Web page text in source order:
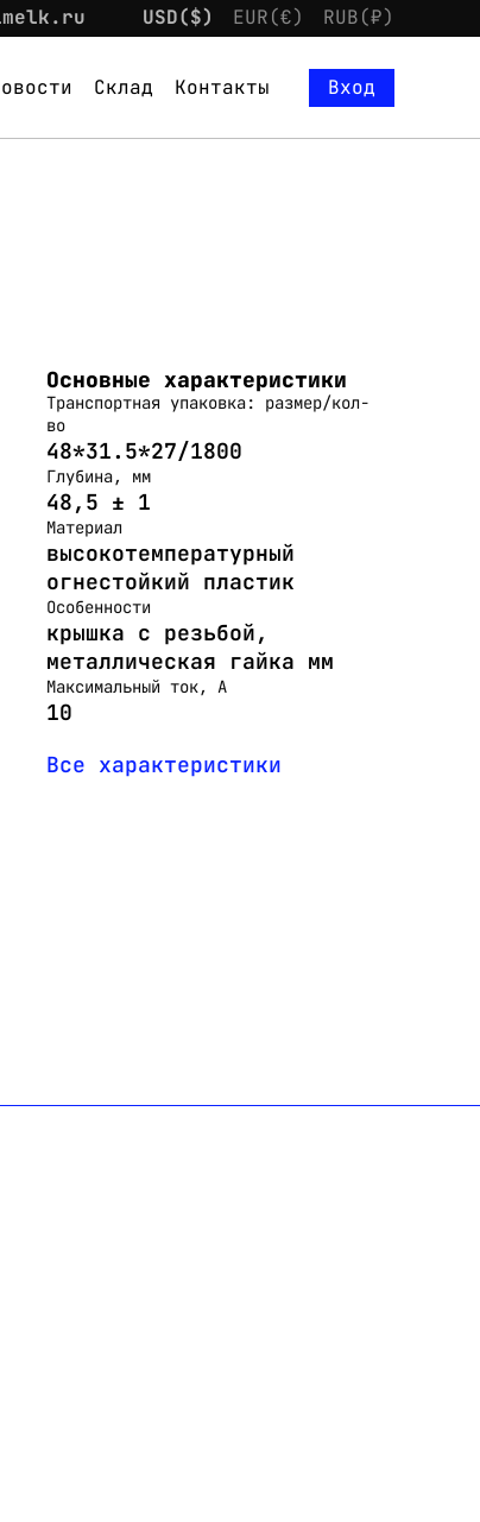
USD($) EUR(€) RUB(₽)
Склад Контакты
Вход
Основные характеристики
Транспортная упаковка: размер/кол-
во
48*31.5*27/1800
Глубина, мм
48,5 ± 1
Материал
высокотемпературный
огнестойкий пластик
Особенности
крышка с резьбой,
металлическая гайка мм
Максимальный ток, А
10
Все характеристики